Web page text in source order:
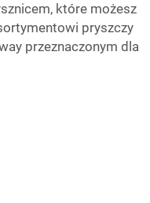
które możesz
pryszczy
przeznaczonym dla